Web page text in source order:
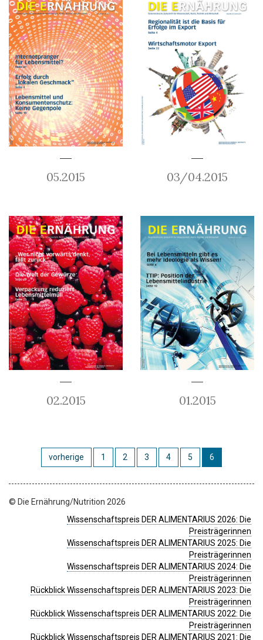
05.2015 03/04.2015
02.2015 01.2015
vorherige 1 2 3 4 5 6
© Die Ernährung/Nutrition 2026
Wissenschaftspreis DER ALIMENTARIUS 2026: Die
Preisträgerinnen
Wissenschaftspreis DER ALIMENTARIUS 2025: Die
Preisträgerinnen
Wissenschaftspreis DER ALIMENTARIUS 2024: Die
Preisträgerinnen
Rückblick Wissenschaftspreis DER ALIMENTARIUS 2023: Die
Preisträgerinnen
Rückblick Wissenschaftspreis DER ALIMENTARIUS 2022: Die
Preisträgerinnen
Rückblick Wissenschaftspreis DER ALIMENTARIUS 2021: Die